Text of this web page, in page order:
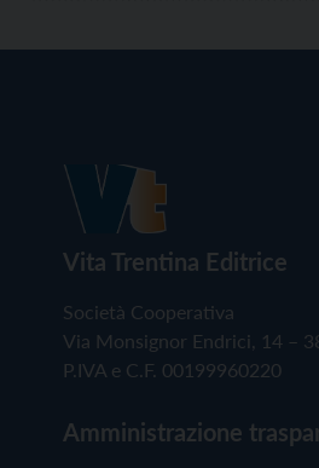
Vita Trentina Editrice
Società Cooperativa
Via Monsignor Endrici, 14 –
P.IVA e C.F. 00199960220
Amministrazione